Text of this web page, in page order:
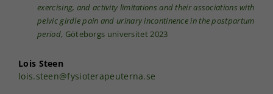
exercising, and activity limitations and their associations with
pelvic girdle pain and urinary incontinence in the postpartum
period, Göteborgs universitet 2023
Lois Steen
lois.steen@fysioterapeuterna.se